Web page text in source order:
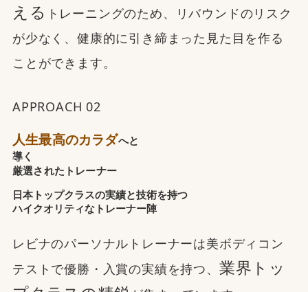
える トレーニングのため、リバウンドのリスク
が少なく、健康的に引き締まった見た目を作る
ことができます。
APPROACH 02
人生最高のカラダへと
導く
厳選されたトレーナー
日本トップクラスの実績と技術を持つ
ハイクオリティなトレーナー陣
レビナのパーソナルトレーナーは美ボディコン
テストで優勝・入賞の実績を持つ、 業界トッ